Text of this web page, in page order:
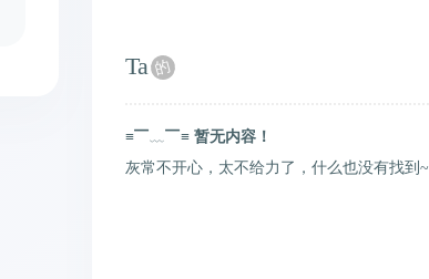
Ta 的
≡▔﹏▔≡ 暂无内容！
灰常不开心，太不给力了，什么也没有找到~